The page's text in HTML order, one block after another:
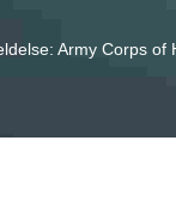
Army Corps of